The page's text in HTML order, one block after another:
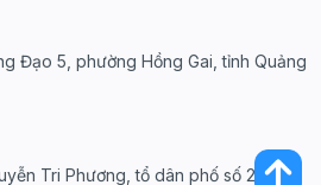
Đạo 5, phường Hồng Gai, tỉnh Quảng
Tri Phương, tổ dân phố số 20,